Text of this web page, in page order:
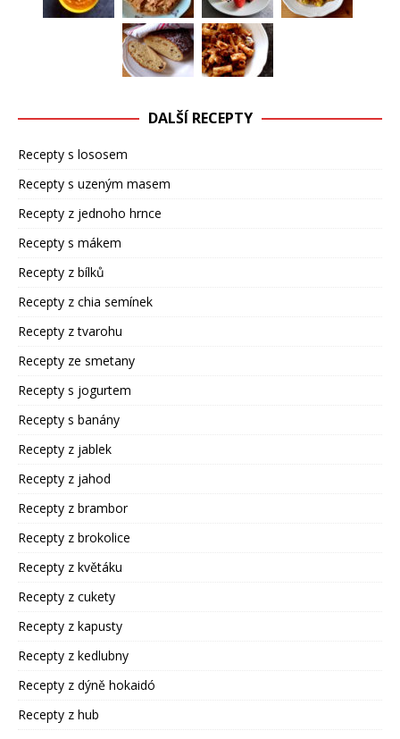
DALŠÍ RECEPTY
Recepty s lososem
Recepty s uzeným masem
Recepty z jednoho hrnce
Recepty s mákem
Recepty z bílků
Recepty z chia semínek
Recepty z tvarohu
Recepty ze smetany
Recepty s jogurtem
Recepty s banány
Recepty z jablek
Recepty z jahod
Recepty z brambor
Recepty z brokolice
Recepty z květáku
Recepty z cukety
Recepty z kapusty
Recepty z kedlubny
Recepty z dýně hokaidó
Recepty z hub